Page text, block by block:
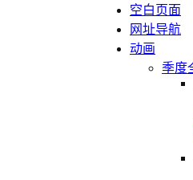
空白页面
网址导航
动画
季度